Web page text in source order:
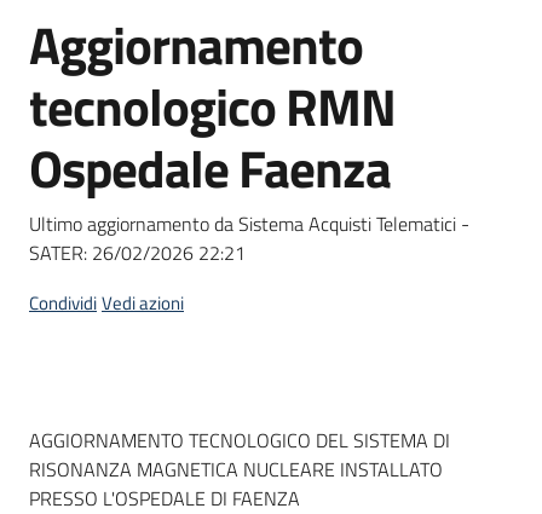
Bandi
strumenti
acquisto
Supporto
Salta al contenuto
Aggiornamento
tecnologico RMN
Ospedale Faenza
Ultimo aggiornamento da Sistema Acquisti Telematici -
SATER: 26/02/2026 22:21
CondividiVedi azioni
Dati del bando
AGGIORNAMENTO TECNOLOGICO DEL SISTEMA DI
RISONANZA MAGNETICA NUCLEARE INSTALLATO
PRESSO L'OSPEDALE DI FAENZA